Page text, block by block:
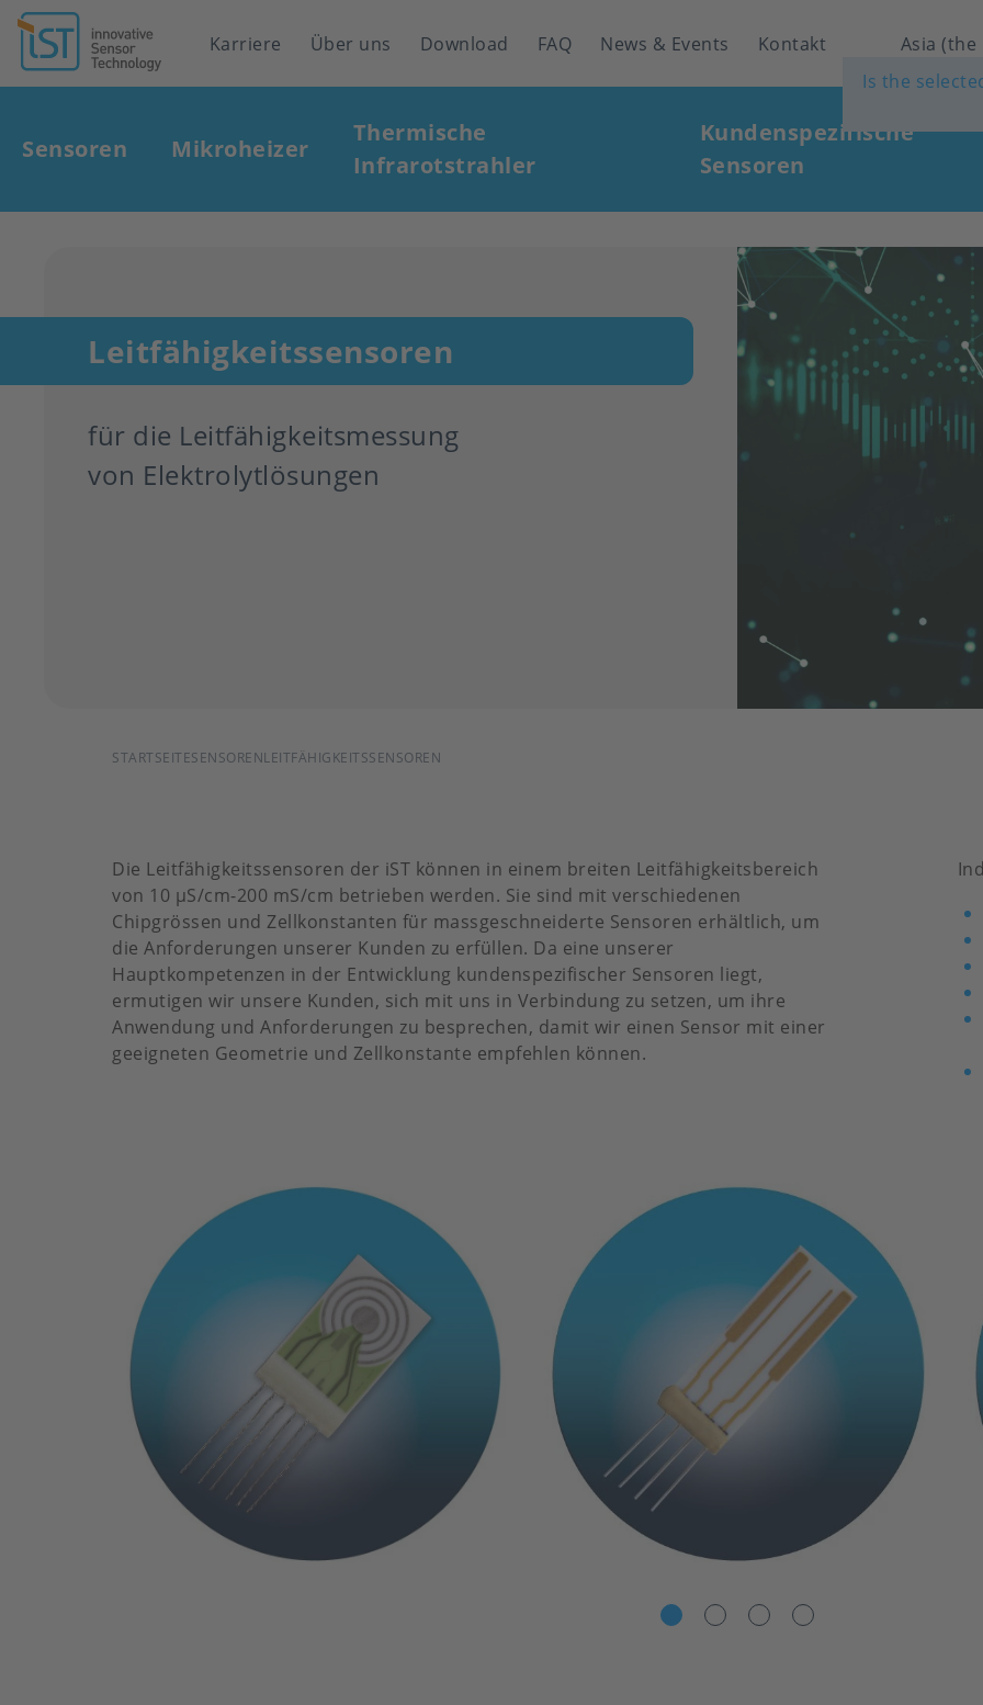
Header
navigation
Karriere Über uns Download FAQ News & Events Kontakt
Asia
Is the
navigation
Sensoren Mikroheizer
Thermische
Infrarotstrahler
Kundenspezifische
Sensoren
Leitfähigkeitssensoren
für die Leitfähigkeitsmessung
von Elektrolytlösungen
PFADNAVIGATION
STARTSEITESENSORENLEITFÄHIGKEITSSENSOREN
Die Leitfähigkeitssensoren der iST können in einem breiten Leitfähigkeitsbereich
von 10 µS/cm-200 mS/cm betrieben werden. Sie sind mit verschiedenen
Chipgrössen und Zellkonstanten für massgeschneiderte Sensoren erhältlich, um
die Anforderungen unserer Kunden zu erfüllen. Da eine unserer
Hauptkompetenzen in der Entwicklung kundenspezifischer Sensoren liegt,
ermutigen wir unsere Kunden, sich mit uns in Verbindung zu setzen, um ihre
Anwendung und Anforderungen zu besprechen, damit wir einen Sensor mit einer
geeigneten Geometrie und Zellkonstante empfehlen können.